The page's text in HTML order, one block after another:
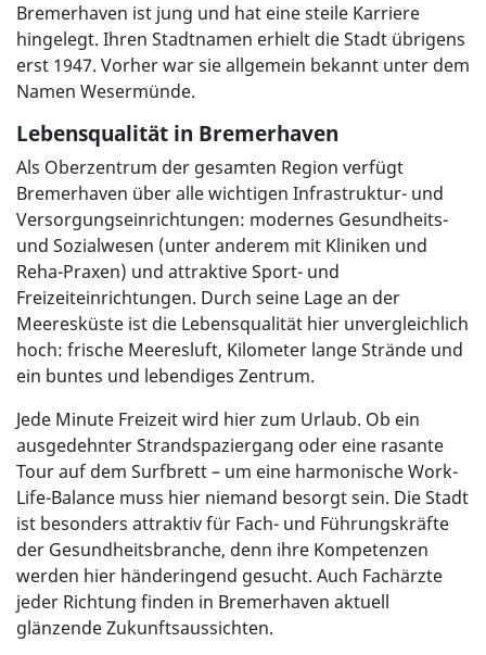
Bremerhaven ist jung und hat eine steile Karriere
hingelegt. Ihren Stadtnamen erhielt die Stadt übrigens
erst 1947. Vorher war sie allgemein bekannt unter dem
Namen Wesermünde.
Lebensqualität in Bremerhaven
Als Oberzentrum der gesamten Region verfügt
Bremerhaven über alle wichtigen Infrastruktur- und
Versorgungseinrichtungen: modernes Gesundheits-
und Sozialwesen (unter anderem mit Kliniken und
Reha-Praxen) und attraktive Sport- und
Freizeiteinrichtungen. Durch seine Lage an der
Meeresküste ist die Lebensqualität hier unvergleichlich
hoch: frische Meeresluft, Kilometer lange Strände und
ein buntes und lebendiges Zentrum.
Jede Minute Freizeit wird hier zum Urlaub. Ob ein
ausgedehnter Strandspaziergang oder eine rasante
Tour auf dem Surfbrett – um eine harmonische Work-
Life-Balance muss hier niemand besorgt sein. Die Stadt
ist besonders attraktiv für Fach- und Führungskräfte
der Gesundheitsbranche, denn ihre Kompetenzen
werden hier händeringend gesucht. Auch Fachärzte
jeder Richtung finden in Bremerhaven aktuell
glänzende Zukunftsaussichten.